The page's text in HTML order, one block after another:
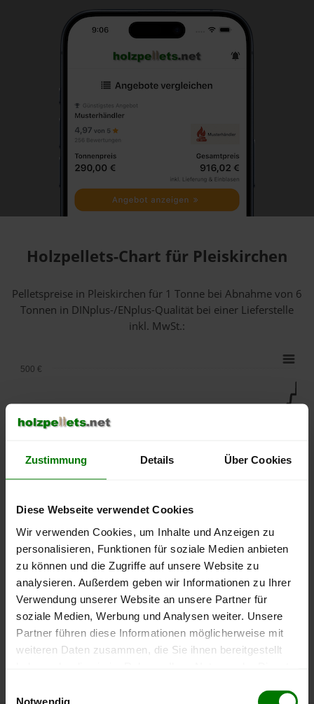
Zustimmung Details Über Cookies
Diese Webseite verwendet Cookies
Wir verwenden Cookies, um Inhalte und Anzeigen zu
personalisieren, Funktionen für soziale Medien anbieten
zu können und die Zugriffe auf unsere Website zu
analysieren. Außerdem geben wir Informationen zu Ihrer
Verwendung unserer Website an unsere Partner für
soziale Medien, Werbung und Analysen weiter. Unsere
Partner führen diese Informationen möglicherweise mit
weiteren Daten zusammen, die Sie ihnen bereitgestellt
Notwendig
Holzpellets-Chart für Pleiskirchen
Pelletspreise in Pleiskirchen für 1 Tonne bei Abnahmevon 6
Tonnen in DINplus-/ENplus-Qualität bei einer Lieferstelle
inkl. MwSt.:
lose Ware Sackware
September
2025
Januar
2026
Mai
2026
250 €
500 €
Die aktuelle Preisentwicklung für Holzpellets in Deutschland
können Sie jederzeit auf unsererPelletspreise-Seite